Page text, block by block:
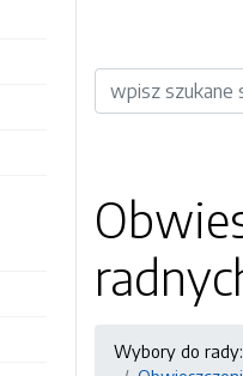
Wyszukiwarka
Wybory do